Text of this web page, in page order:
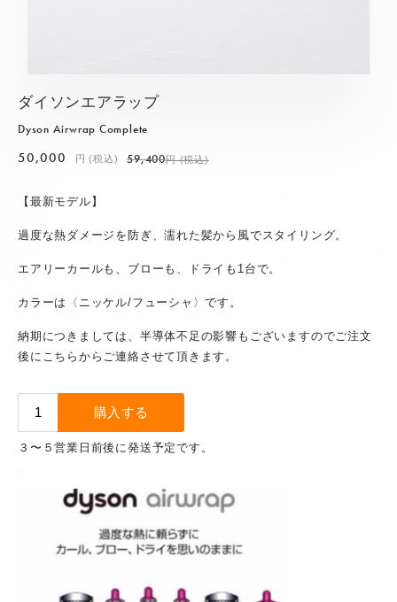
ダイソンエアラップ
Dyson Airwrap Complete
50,000 円 (税込) 59,400円 (税込)
【最新モデル】
過度な熱ダメージを防ぎ、濡れた髪から風でスタイリング。
エアリーカールも、ブローも、ドライも1台で。
カラーは〈ニッケル/フューシャ〉です。
納期につきましては、半導体不足の影響もございますのでご注文
後にこちらからご連絡させて頂きます。
３〜５営業日前後に発送予定です。